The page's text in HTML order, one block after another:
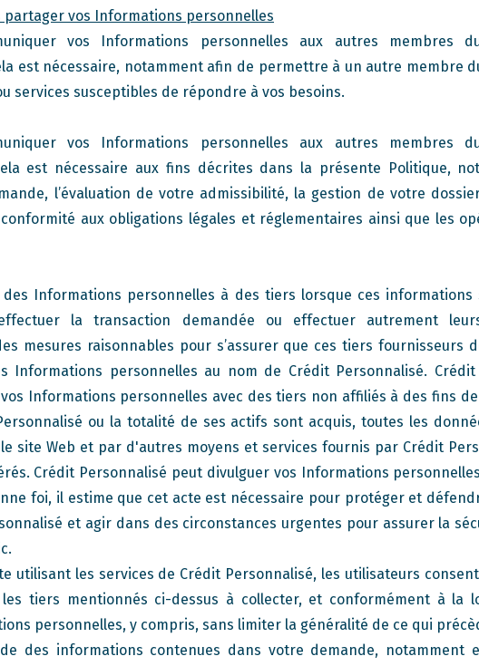
partager vos Informations personnelles
vos Informations personnelles aux autres membres
est nécessaire, notamment afin de permettre à un autre membre
services susceptibles de répondre à vos besoins.
vos Informations personnelles aux autres membres
est nécessaire aux fins décrites dans la présente Politique,
l’évaluation de votre admissibilité, la gestion de votre
aux obligations légales et réglementaires ainsi que les
Informations personnelles à des tiers lorsque ces informations
la transaction demandée ou effectuer autrement
mesures raisonnables pour s’assurer que ces tiers fournisseurs
Informations personnelles au nom de Crédit Personnalisé.
Informations personnelles avec des tiers non affiliés à des fins
ou la totalité de ses actifs sont acquis, toutes les
site Web et par d'autres moyens et services fournis par Crédit
Crédit Personnalisé peut divulguer vos Informations
foi, il estime que cet acte est nécessaire pour protéger et
et agir dans des circonstances urgentes pour assurer la
utilisant les services de Crédit Personnalisé, les utilisateurs
les tiers mentionnés ci-dessus à collecter, et conformément à la
personnelles, y compris, sans limiter la généralité de ce qui
informations contenues dans votre demande, notamment